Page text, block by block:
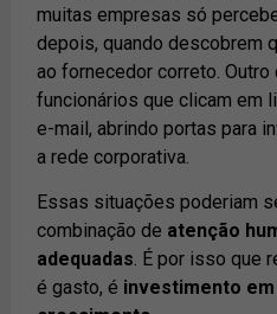
muitas empresas só
depois, quando descobrem
ao fornecedor correto.
funcionários que clicam em
e-mail, abrindo portas para
a rede corporativa.
Essas situações poderiam
combinação de atenção
adequadas. É por isso que
é gasto, é investimento